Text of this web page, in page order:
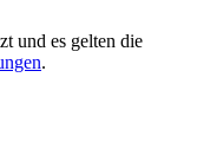
und es gelten die
.